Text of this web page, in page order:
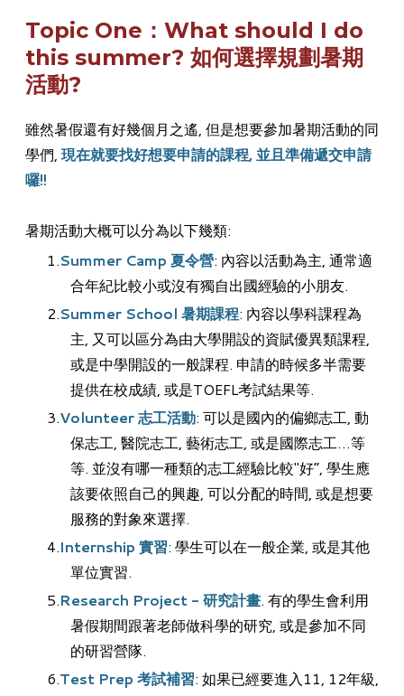
Topic One：What should I do
this summer? 如何選擇規劃暑期
活動?
雖然暑假還有好幾個月之遙, 但是想要參加暑期活動的同
學們, 現在就要找好想要申請的課程, 並且準備遞交申請
囉!!
暑期活動大概可以分為以下幾類:
Summer Camp 夏令營: 內容以活動為主, 通常適
合年紀比較小或沒有獨自出國經驗的小朋友.
Summer School 暑期課程: 內容以學科課程為
主, 又可以區分為由大學開設的資賦優異類課程,
或是中學開設的一般課程. 申請的時候多半需要
提供在校成績, 或是TOEFL考試結果等.
Volunteer 志工活動: 可以是國內的偏鄉志工, 動
保志工, 醫院志工, 藝術志工, 或是國際志工…等
等. 並沒有哪一種類的志工經驗比較"好”, 學生應
該要依照自己的興趣, 可以分配的時間, 或是想要
服務的對象來選擇.
Internship 實習: 學生可以在一般企業, 或是其他
單位實習.
Research Project - 研究計畫. 有的學生會利用
暑假期間跟著老師做科學的研究, 或是參加不同
的研習營隊.
Test Prep 考試補習: 如果已經要進入11, 12年級,